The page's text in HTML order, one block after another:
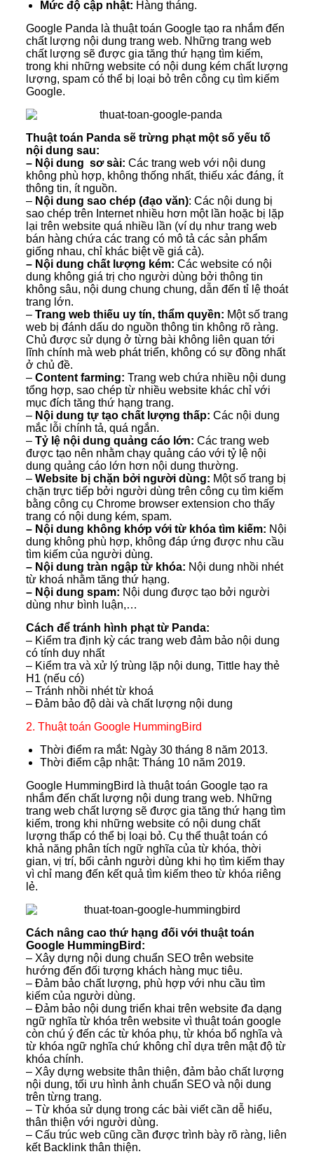
Mức độ cập nhật: Hàng tháng.
Google Panda là thuật toán Google tạo ra nhắm đến
chất lượng nội dung trang web. Những trang web
chất lượng sẽ được gia tăng thứ hạng tìm kiếm,
trong khi những website có nội dung kém chất lượng
lượng, spam có thể bị loại bỏ trên công cụ tìm kiếm
Google.
Thuật toán Panda sẽ trừng phạt một số yếu tố
nội dung sau:
– Nội dung sơ sài: Các trang web với nội dung
không phù hợp, không thống nhất, thiếu xác đáng, ít
thông tin, ít nguồn.
– Nội dung sao chép (đạo văn): Các nội dung bị
sao chép trên Internet nhiều hơn một lần hoặc bị lặp
lại trên website quá nhiều lần (ví dụ như trang web
bán hàng chứa các trang có mô tả các sản phẩm
giống nhau, chỉ khác biệt về giá cả).
– Nội dung chất lượng kém: Các website có nội
dung không giá trị cho người dùng bởi thông tin
không sâu, nội dung chung chung, dẫn đến tỉ lệ thoát
trang lớn.
– Trang web thiếu uy tín, thẩm quyền: Một số trang
web bị đánh dấu do nguồn thông tin không rõ ràng.
Chủ được sử dụng ở từng bài không liên quan tới
lĩnh chính mà web phát triển, không có sự đồng nhất
ở chủ đề.
– Content farming: Trang web chứa nhiều nội dung
tổng hợp, sao chép từ nhiều website khác chỉ với
mục đích tăng thứ hạng trang.
– Nội dung tự tạo chất lượng thấp: Các nội dung
mắc lỗi chính tả, quá ngắn.
– Tỷ lệ nội dung quảng cáo lớn: Các trang web
được tạo nên nhằm chạy quảng cáo với tỷ lệ nội
dung quảng cáo lớn hơn nội dung thường.
– Website bị chặn bởi người dùng: Một số trang bị
chặn trực tiếp bởi người dùng trên công cụ tìm kiếm
bằng công cụ Chrome browser extension cho thấy
trang có nội dung kém, spam.
– Nội dung không khớp với từ khóa tìm kiếm: Nội
dung không phù hợp, không đáp ứng được nhu cầu
tìm kiếm của người dùng.
– Nội dung tràn ngập từ khóa: Nội dung nhồi nhét
từ khoá nhằm tăng thứ hạng.
– Nội dung spam: Nội dung được tạo bởi người
dùng như bình luận,…
Cách để tránh hình phạt từ Panda:
– Kiểm tra định kỳ các trang web đảm bảo nội dung
có tính duy nhất
– Kiểm tra và xử lý trùng lặp nội dung, Tittle hay thẻ
H1 (nếu có)
– Tránh nhồi nhét từ khoá
– Đảm bảo độ dài và chất lượng nội dung
2. Thuật toán Google HummingBird
Thời điểm ra mắt: Ngày 30 tháng 8 năm 2013.
Thời điểm cập nhật: Tháng 10 năm 2019.
Google HummingBird là thuật toán Google tạo ra
nhắm đến chất lượng nội dung trang web. Những
trang web chất lượng sẽ được gia tăng thứ hạng tìm
kiếm, trong khi những website có nội dung chất
lượng thấp có thể bị loại bỏ. Cụ thể thuật toán có
khả năng phân tích ngữ nghĩa của từ khóa, thời
gian, vị trí, bối cảnh người dùng khi họ tìm kiếm thay
vì chỉ mang đến kết quả tìm kiếm theo từ khóa riêng
lẻ.
Cách nâng cao thứ hạng đối với thuật toán
Google HummingBird:
– Xây dựng nội dung chuẩn SEO trên website
hướng đến đối tượng khách hàng mục tiêu.
– Đảm bảo chất lượng, phù hợp với nhu cầu tìm
kiếm của người dùng.
– Đảm bảo nội dung triển khai trên website đa dạng
ngữ nghĩa từ khóa trên website vì thuật toán google
còn chú ý đến các từ khóa phụ, từ khóa bổ nghĩa và
từ khóa ngữ nghĩa chứ không chỉ dựa trên mật độ từ
khóa chính.
– Xây dựng website thân thiện, đảm bảo chất lượng
nội dung, tối ưu hình ảnh chuẩn SEO và nội dung
trên từng trang.
– Từ khóa sử dụng trong các bài viết cần dễ hiểu,
thân thiện với người dùng.
– Cấu trúc web cũng cần được trình bày rõ ràng, liên
kết Backlink thân thiện.